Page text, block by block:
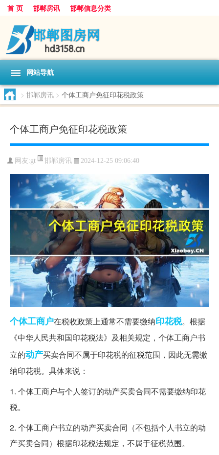
首 页 邯郸房讯 邯郸信息分类
网站导航
> 邯郸房讯 > 个体工商户免征印花税政策
个体工商户免征印花税政策
网友:gt 邯郸房讯 2024-12-25 09:06:40
个体工商户在税收政策上通常不需要缴纳印花税。根据
《中华人民共和国印花税法》及相关规定，个体工商户书
立的动产买卖合同不属于印花税的征税范围，因此无需缴
纳印花税。具体来说：
1. 个体工商户与个人签订的动产买卖合同不需要缴纳印花
税。
2. 个体工商户书立的动产买卖合同（不包括个人书立的动
产买卖合同）根据印花税法规定，不属于征税范围。